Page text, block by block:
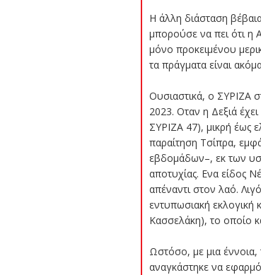
Η άλλη διάσταση
μπορούσε να πει ότι η
μόνο προκειμένου
τα πράγματα είναι
Ουσιαστικά, ο ΣΥΡΙΖΑ
2023. Οταν η Δεξιά
ΣΥΡΙΖΑ 47), μικρή έως
παραίτηση Τσίπρα,
εβδομάδων–, εκ των
αποτυχίας. Ενα είδος
απέναντι στον λαό.
εντυπωσιακή εκλογική
Κασσελάκη), το οποίο
Ωστόσο, με μια έννοια,
αναγκάστηκε να